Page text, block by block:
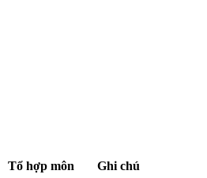
Tổ hợp môn
Ghi chú